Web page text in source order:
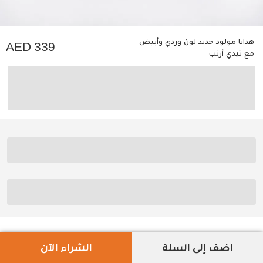
هدايا مولود جديد لون وردي وأبيض
مع تيدي أرنب
339
اضف إلى السلة الشراء الآن